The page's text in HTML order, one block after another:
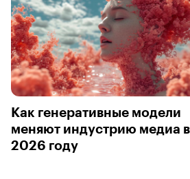
Как генеративные модели
меняют индустрию медиа в
2026 году